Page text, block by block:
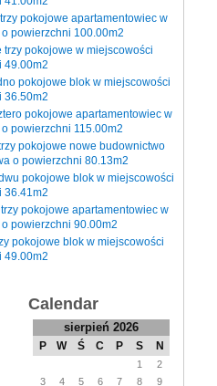
pokojowe apartamentowiec w
powierzchni 100.00m2
trzy pokojowe w miejscowości
49.00m2
pokojowe blok w miejscowości
36.50m2
pokojowe apartamentowiec w
powierzchni 115.00m2
pokojowe nowe budownictwo
o powierzchni 80.13m2
pokojowe blok w miejscowości
36.41m2
pokojowe apartamentowiec w
powierzchni 90.00m2
pokojowe blok w miejscowości
49.00m2
Calendar
sierpień 2026
P W Ś C P S N
1
2
3
4 5 6 7 8
9